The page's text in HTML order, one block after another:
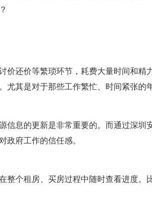
价还价等繁琐环节，耗费大量时间和
其是对于那些工作繁忙、时间紧张的
息的更新是非常重要的。而通过深圳
政府工作的信任感。
整个租房、买房过程中随时查看进度